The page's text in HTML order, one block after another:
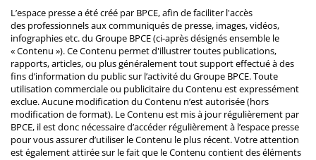
L’espace presse a été créé par BPCE, afin de faciliter l'accès
des professionnels aux communiqués de presse, images, vidéos,
infographies etc. du Groupe BPCE (ci-après désignés ensemble le
« Contenu »). Ce Contenu permet d'illustrer toutes publications,
rapports, articles, ou plus généralement tout support effectué à des
fins d’information du public sur l’activité du Groupe BPCE. Toute
utilisation commerciale ou publicitaire du Contenu est expressément
exclue. Aucune modification du Contenu n’est autorisée (hors
modification de format). Le Contenu est mis à jour régulièrement par
BPCE, il est donc nécessaire d’accéder régulièrement à l’espace presse
pour vous assurer d’utiliser le Contenu le plus récent. Votre attention
est également attirée sur le fait que le Contenu contient des éléments